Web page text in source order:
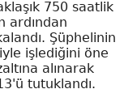
750 saatlik
ardından
Şüphelinin
işlediğini öne
alınarak
tutuklandı.